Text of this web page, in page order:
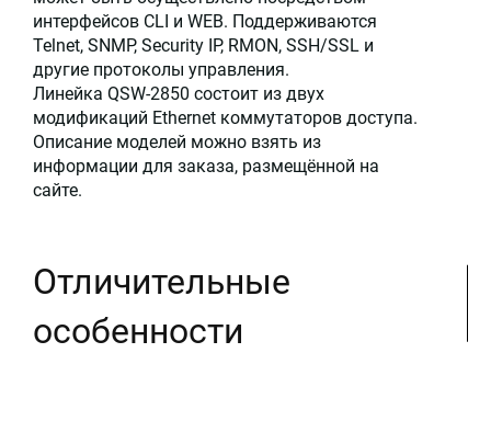
интерфейсов CLI и WEB. Поддерживаются
Telnet, SNMP, Security IP, RMON, SSH/SSL и
другие протоколы управления.
Линейка QSW-2850 состоит из двух
модификаций Ethernet коммутаторов доступа.
Описание моделей можно взять из
информации для заказа, размещённой на
сайте.
Отличительные
особенности